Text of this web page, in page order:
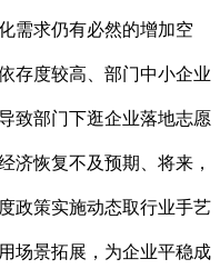
需求仍有必然的增加空
存度较高、部门中小企业
致部门下逛企业落地志愿
济恢复不及预期、将来，
政策实施动态取行业手艺
场景拓展，为企业平稳成